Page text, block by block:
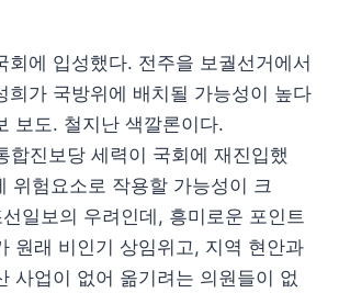
회에 입성했다. 전주을 보궐선거에서
희가 국방위에 배치될 가능성이 높다
보도. 철지난 색깔론이다.
합진보당 세력이 국회에 재진입했
위험요소로 작용할 가능성이 크
선일보의 우려인데, 흥미로운 포인트
원래 비인기 상임위고, 지역 현안과
사업이 없어 옮기려는 의원들이 없